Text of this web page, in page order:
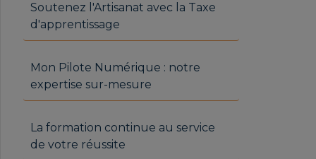
Soutenez l'Artisanat avec la Taxe
d'apprentissage
Mon Pilote Numérique : notre
expertise sur-mesure
La formation continue au service
de votre réussite